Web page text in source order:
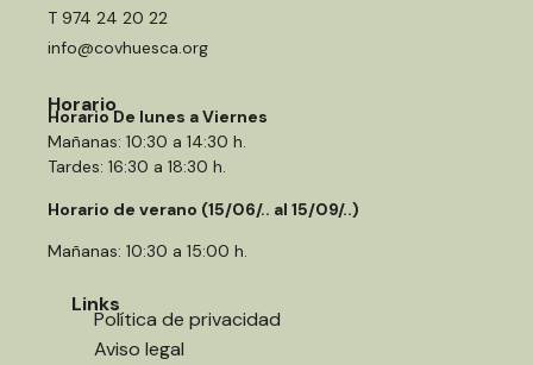
T 974 24 20 22
info@covhuesca.org
Horario
Horario De lunes a Viernes
Mañanas: 10:30 a 14:30 h.
Tardes: 16:30 a 18:30 h.
Horario de verano (15/06/.. al 15/09/..)
Mañanas: 10:30 a 15:00 h.
Links
Política de privacidad
Aviso legal